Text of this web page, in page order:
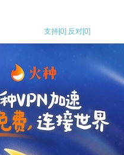
支持[0] 反对[0]
支持 反对
[0]